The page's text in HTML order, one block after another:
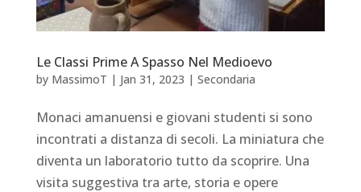
Le Classi Prime A Spasso Nel Medioevo
by MassimoT | Jan 31, 2023 | Secondaria
Monaci amanuensi e giovani studenti si sono
incontrati a distanza di secoli. La miniatura che
diventa un laboratorio tutto da scoprire. Una
visita suggestiva tra arte, storia e opere